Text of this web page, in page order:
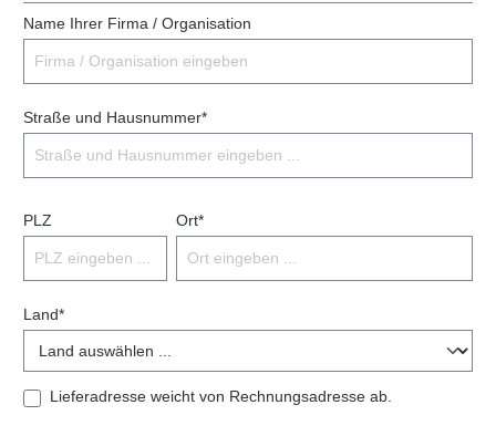
Name Ihrer Firma / Organisation
Straße und Hausnummer*
PLZ Ort*
Land*
Lieferadresse weicht von Rechnungsadresse ab.